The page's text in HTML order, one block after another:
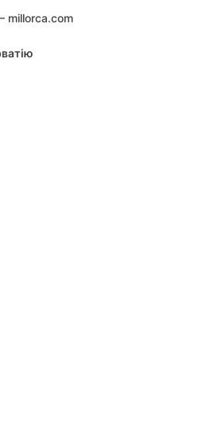
millorca.com